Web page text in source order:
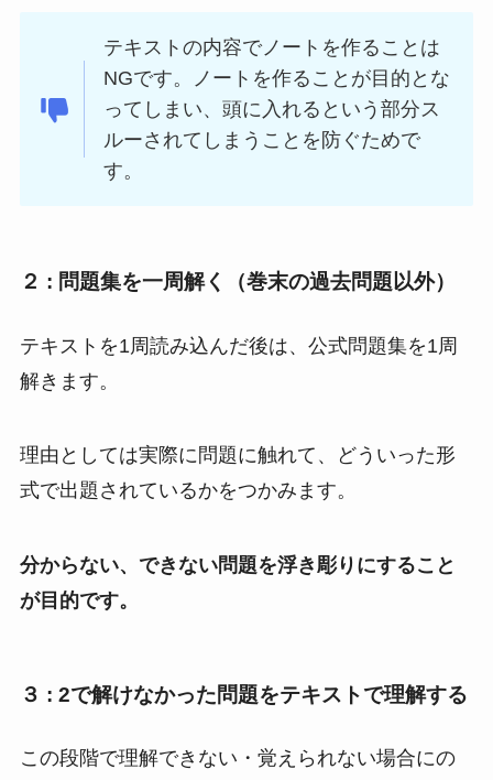
テキストの内容でノートを作ることは
NGです。ノートを作ることが目的とな
ってしまい、頭に入れるという部分ス
ルーされてしまうことを防ぐためで
す。
２ : 問題集を一周解く（巻末の過去問題以外）
テキストを1周読み込んだ後は、公式問題集を1周
解きます。
理由としては実際に問題に触れて、どういった形
式で出題されているかをつかみます。
分からない、できない問題を浮き彫りにすること
が目的です。
３ : 2で解けなかった問題をテキストで理解する
この段階で理解できない・覚えられない場合にの